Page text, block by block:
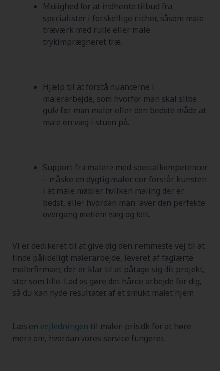
Mulighed for at indhente tilbud fra
specialister i forskellige nicher, såsom male
træværk med rulle eller male
trykimprægneret træ.
Hjælp til at forstå nuancerne i
malerarbejde, som hvorfor man skal slibe
gulv før man maler eller den bedste måde at
male en væg i stuen på.
Support fra malere med specialkompetencer
– måske en dygtig maler der forstår kunsten
i at male møbler hvilken maling der er
bedst, eller hvordan man laver den perfekte
overgang mellem væg og loft.
Vi er dedikeret til at give dig den nemmeste vej til at
finde pålideligt malerarbejde, leveret af faglærte
malerfirmaer, der er klar til at påtage sig dit projekt,
stor som lille. Lad os gøre det hårde arbejde for dig,
så du kan nyde resultatet af et smukt malet hjem.
Læs en vejledningen til maler-pris.dk for at høre
mere om, hvordan vores service fungerer.